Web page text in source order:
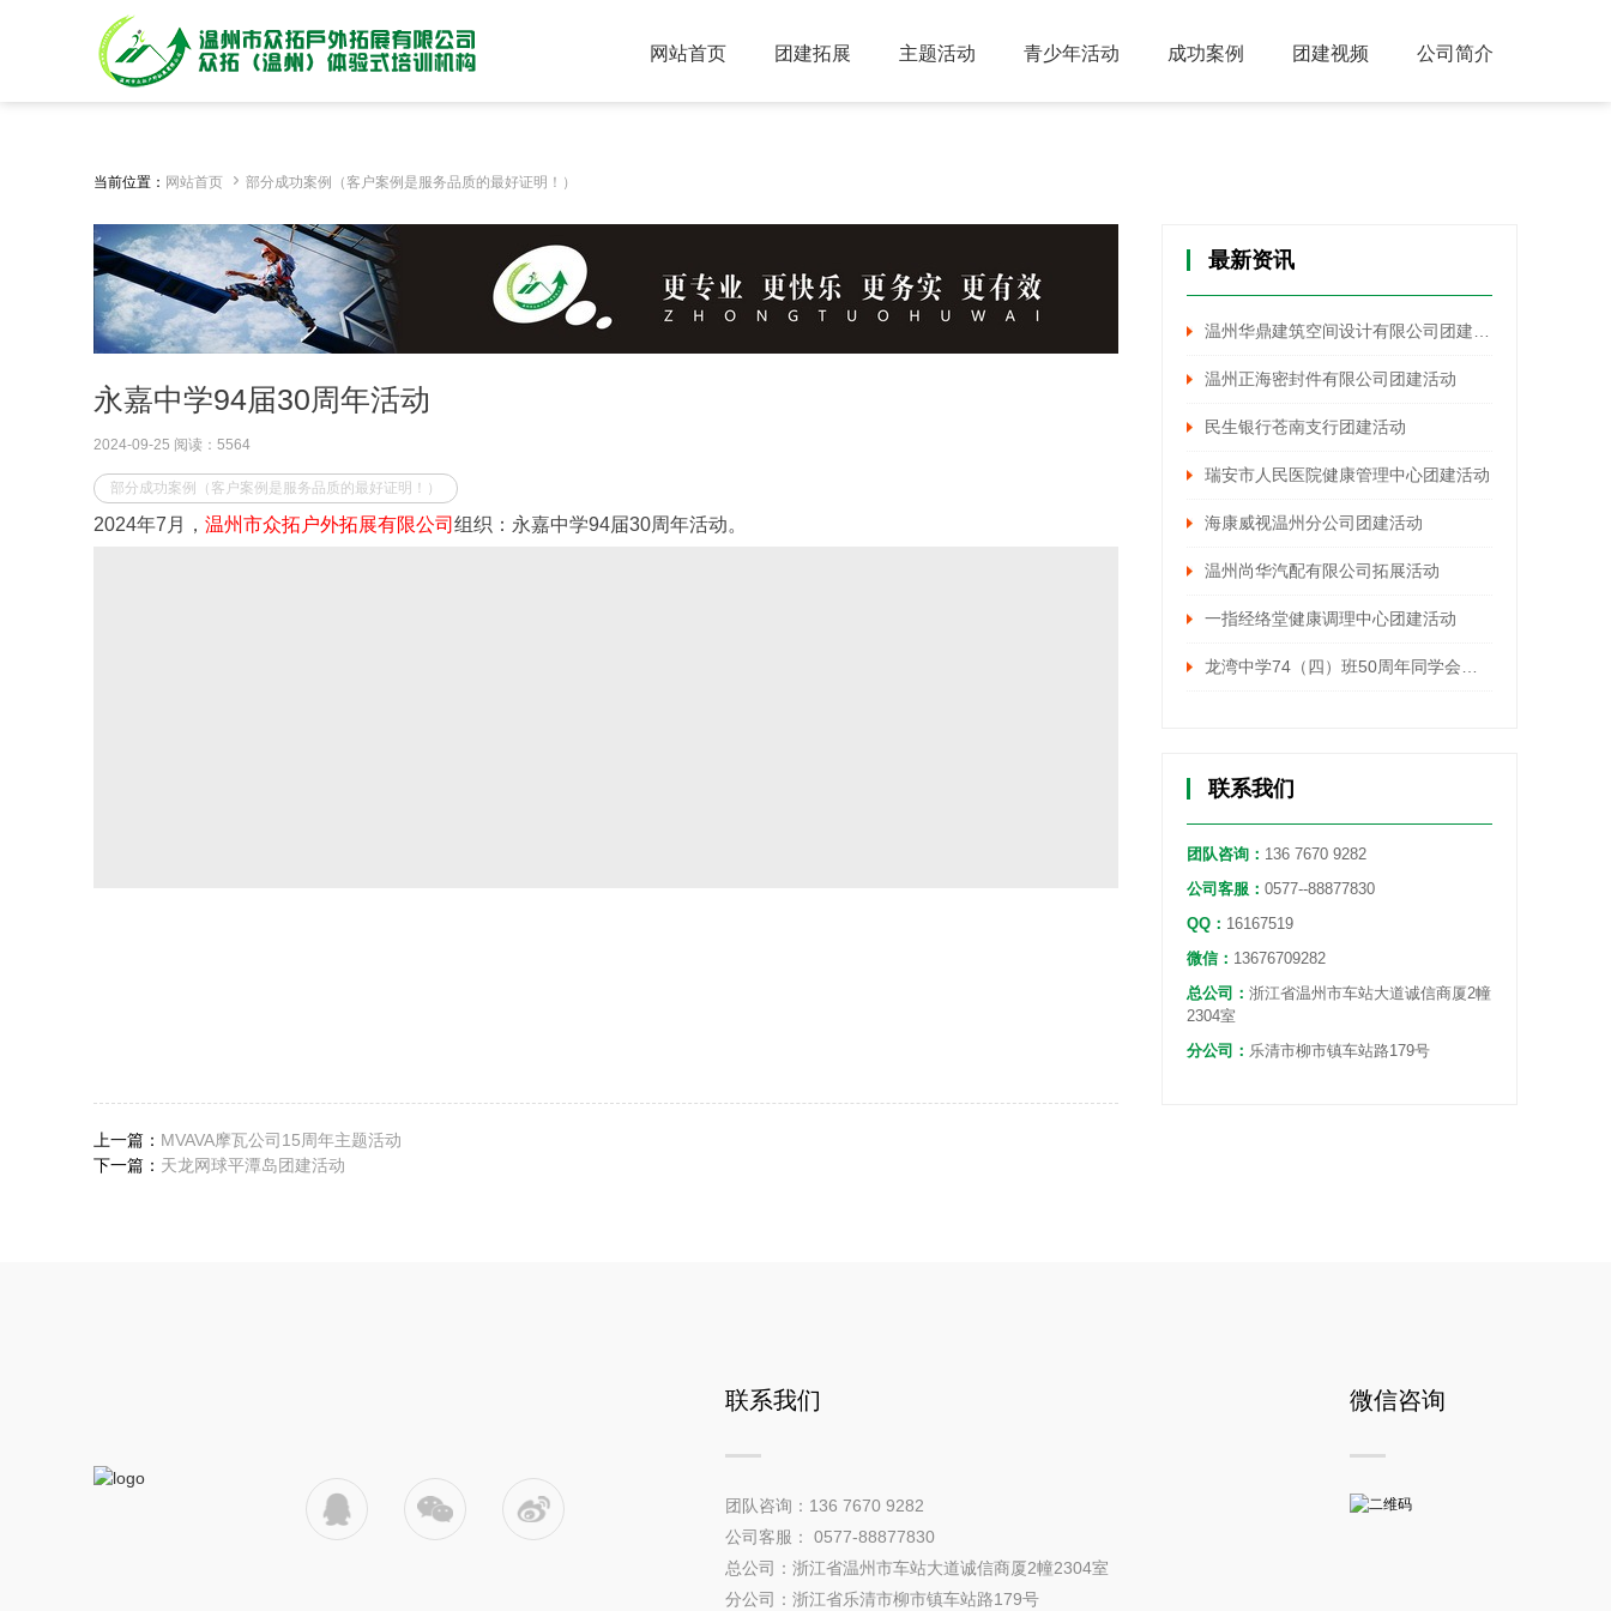
网站首页 团建拓展 主题活动 青少年活动 成功案例 团建视频 公司简介
当前位置： 网站首页  部分成功案例（客户案例是服务品质的最好证明！）
永嘉中学94届30周年活动
2024-09-25 阅读：5564
部分成功案例（客户案例是服务品质的最好证明！）
2024年7月， 温州市众拓户外拓展有限公司 组织：永嘉中学94届30周年活动。
上一篇： MVAVA摩瓦公司15周年主题活动
下一篇： 天龙网球平潭岛团建活动
最新资讯
温州正海密封件有限公司团建活动
民生银行苍南支行团建活动
瑞安市人民医院健康管理中心团建活动
海康威视温州分公司团建活动
温州尚华汽配有限公司拓展活动
一指经络堂健康调理中心团建活动
联系我们
团队咨询： 136 7670 9282
公司客服： 0577--88877830
QQ： 16167519
微信： 13676709282
总公司： 浙江省温州市车站大道诚信商厦2幢
2304室
分公司： 乐清市柳市镇车站路179号
联系我们
团队咨询：136 7670 9282
公司客服： 0577-88877830
总公司：浙江省温州市车站大道诚信商厦2幢2304室
分公司：浙江省乐清市柳市镇车站路179号
微信咨询